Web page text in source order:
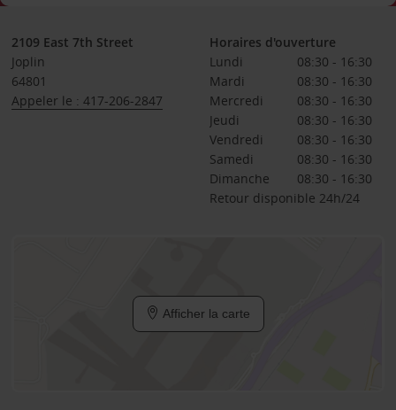
2109 East 7th Street
Joplin
64801
Appeler le : 417-206-2847
Horaires d'ouverture
Lundi
08:30 - 16:30
Mardi
08:30 - 16:30
Mercredi
08:30 - 16:30
Jeudi
08:30 - 16:30
Vendredi
08:30 - 16:30
Samedi
08:30 - 16:30
Dimanche
08:30 - 16:30
Retour disponible 24h/24
Afficher la carte